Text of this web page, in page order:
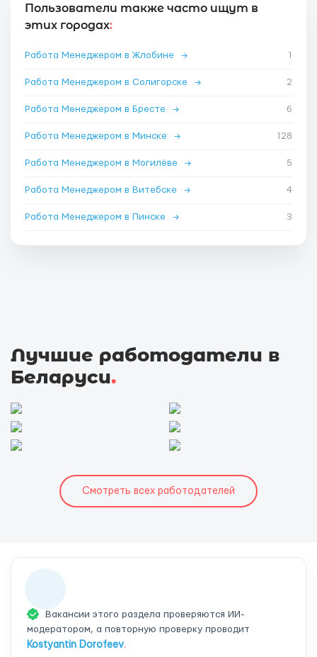
Пользователи также часто ищут в
этих городах:
Работа Менеджером в Жлобине → 1
Работа Менеджером в Солигорске → 2
Работа Менеджером в Бресте → 6
Работа Менеджером в Минске → 128
Работа Менеджером в Могилёве → 5
Работа Менеджером в Витебске → 4
Работа Менеджером в Пинске → 3
Лучшие работодатели в
Беларуси.
Смотреть всех работодателей
Вакансии этого раздела проверяются ИИ-
модератором, а повторную проверку проводит
Kostyantin Dorofeev.